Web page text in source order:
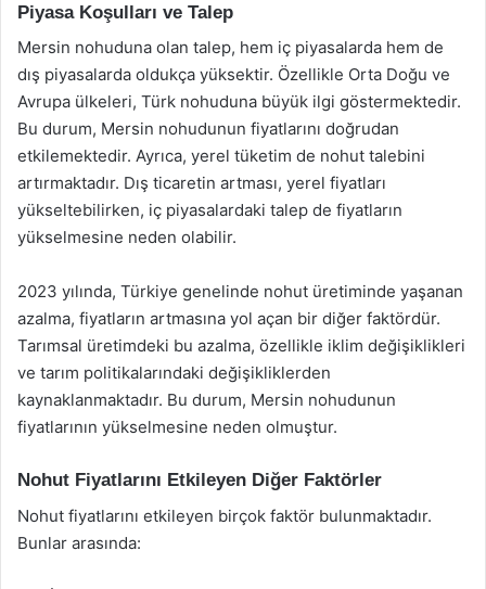
Piyasa Koşulları ve Talep
Mersin nohuduna olan talep, hem iç piyasalarda hem de
dış piyasalarda oldukça yüksektir. Özellikle Orta Doğu ve
Avrupa ülkeleri, Türk nohuduna büyük ilgi göstermektedir.
Bu durum, Mersin nohudunun fiyatlarını doğrudan
etkilemektedir. Ayrıca, yerel tüketim de nohut talebini
artırmaktadır. Dış ticaretin artması, yerel fiyatları
yükseltebilirken, iç piyasalardaki talep de fiyatların
yükselmesine neden olabilir.
2023 yılında, Türkiye genelinde nohut üretiminde yaşanan
azalma, fiyatların artmasına yol açan bir diğer faktördür.
Tarımsal üretimdeki bu azalma, özellikle iklim değişiklikleri
ve tarım politikalarındaki değişikliklerden
kaynaklanmaktadır. Bu durum, Mersin nohudunun
fiyatlarının yükselmesine neden olmuştur.
Nohut Fiyatlarını Etkileyen Diğer Faktörler
Nohut fiyatlarını etkileyen birçok faktör bulunmaktadır.
Bunlar arasında: